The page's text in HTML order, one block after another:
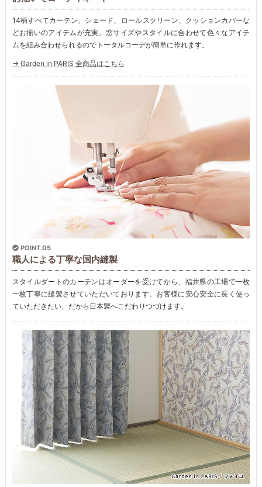
14柄すべてカーテン、シェード、ロールスクリーン、クッションカバーな
どお揃いのアイテムが充実。窓サイズやスタイルに合わせて色々なアイテ
ムを組み合わせられるのでトータルコーデが簡単に作れます。
→ Garden in PARIS 全商品はこちら
POINT.05
職人による丁寧な国内縫製
スタイルダートのカーテンはオーダーを受けてから、福井県の工場で一枚
一枚丁寧に縫製させていただいております。お客様に安心安全に長く使っ
ていただきたい、だから日本製へこだわりつづけます。